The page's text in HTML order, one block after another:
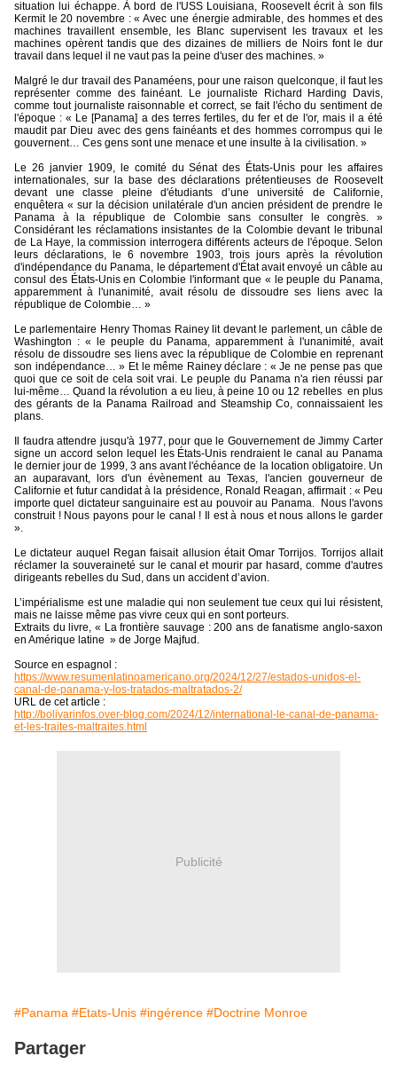
situation lui échappe. À bord de l'USS Louisiana, Roosevelt écrit à son fils
Kermit le 20 novembre : « Avec une énergie admirable, des hommes et des
machines travaillent ensemble, les Blanc supervisent les travaux et les
machines opèrent tandis que des dizaines de milliers de Noirs font le dur
travail dans lequel il ne vaut pas la peine d'user des machines. »
Malgré le dur travail des Panaméens, pour une raison quelconque, il faut les
représenter comme des fainéant. Le journaliste Richard Harding Davis,
comme tout journaliste raisonnable et correct, se fait l'écho du sentiment de
l'époque : « Le [Panama] a des terres fertiles, du fer et de l'or, mais il a été
maudit par Dieu avec des gens fainéants et des hommes corrompus qui le
gouvernent… Ces gens sont une menace et une insulte à la civilisation. »
Le 26 janvier 1909, le comité du Sénat des États-Unis pour les affaires
internationales, sur la base des déclarations prétentieuses de Roosevelt
devant une classe pleine d'étudiants d’une université de Californie,
enquêtera « sur la décision unilatérale d'un ancien président de prendre le
Panama à la république de Colombie sans consulter le congrès. »
Considérant les réclamations insistantes de la Colombie devant le tribunal
de La Haye, la commission interrogera différents acteurs de l'époque. Selon
leurs déclarations, le 6 novembre 1903, trois jours après la révolution
d'indépendance du Panama, le département d'État avait envoyé un câble au
consul des États-Unis en Colombie l'informant que « le peuple du Panama,
apparemment à l'unanimité, avait résolu de dissoudre ses liens avec la
république de Colombie… »
Le parlementaire Henry Thomas Rainey lit devant le parlement, un câble de
Washington : « le peuple du Panama, apparemment à l'unanimité, avait
résolu de dissoudre ses liens avec la république de Colombie en reprenant
son indépendance… » Et le même Rainey déclare : « Je ne pense pas que
quoi que ce soit de cela soit vrai. Le peuple du Panama n'a rien réussi par
lui-même… Quand la révolution a eu lieu, à peine 10 ou 12 rebelles en plus
des gérants de la Panama Railroad and Steamship Co, connaissaient les
plans.
Il faudra attendre jusqu'à 1977, pour que le Gouvernement de Jimmy Carter
signe un accord selon lequel les États-Unis rendraient le canal au Panama
le dernier jour de 1999, 3 ans avant l'échéance de la location obligatoire. Un
an auparavant, lors d'un évènement au Texas, l'ancien gouverneur de
Californie et futur candidat à la présidence, Ronald Reagan, affirmait : « Peu
importe quel dictateur sanguinaire est au pouvoir au Panama.
Nous l'avons
construit ! Nous payons pour le canal ! Il est à nous et nous allons le garder
».
Le dictateur auquel Regan faisait allusion était Omar Torrijos. Torrijos allait
réclamer la souveraineté sur le canal et mourir par hasard, comme d'autres
dirigeants rebelles du Sud, dans un accident d’avion.
L’impérialisme est une maladie qui non seulement tue ceux qui lui résistent,
mais ne laisse même pas vivre ceux qui en sont porteurs.
Extraits du livre, « La frontière sauvage : 200 ans de fanatisme anglo-saxon
en Amérique latine » de Jorge Majfud.
Source en espagnol :
https://www.resumenlatinoamericano.org/2024/12/27/estados-unidos-el-
canal-de-panama-y-los-tratados-maltratados-2/
URL de cet article :
http://bolivarinfos.over-blog.com/2024/12/international-le-canal-de-panama-
et-les-traites-maltraites.html
Publicité
#Panama #Etats-Unis #ingérence #Doctrine Monroe
Partager